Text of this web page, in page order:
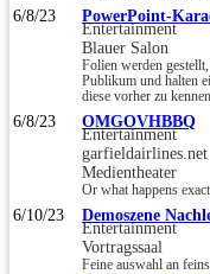
6/8/23 PowerPoint-
Entertainment
Blauer Salon
Folien werden
Publikum und halten
diese vorher zu
6/8/23 OMGOVHBBQ
Entertainment
garfieldairlines.net
Medientheater
Or what happens
6/10/23 Demoszene
Entertainment
Vortragssaal
Feine auswahl an